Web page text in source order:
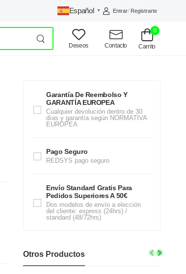
Español ▼ Entrar/ Registrarte
Deseos
Contacto
0
Carrito
Garantía De Reembolso Y
GARANTÍA EUROPEA
Cualquier devolución dentro de 30
días y garantía según NORMATIVA
EUROPEA
Pago Seguro
REDSYS pago seguro
Envío Standard Gratis Para
Pedidos Superiores A 50€
Dos modelos de envío a elección
del cliente: express (24hrs) /
standard (48/72hrs)
Otros Productos